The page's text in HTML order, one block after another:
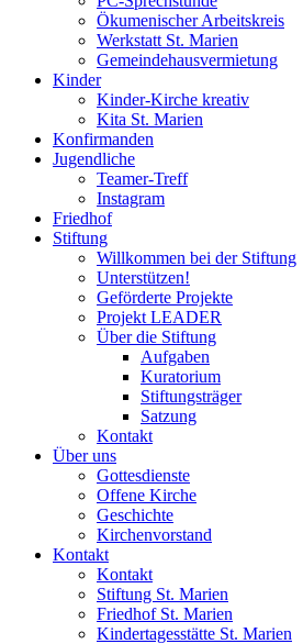
Ökumenischer Arbeitskreis
Werkstatt St. Marien
Gemeindehausvermietung
Kinder
Kinder-Kirche kreativ
Kita St. Marien
Konfirmanden
Jugendliche
Teamer-Treff
Instagram
Friedhof
Stiftung
Willkommen bei der Stiftung
Unterstützen!
Geförderte Projekte
Projekt LEADER
Über die Stiftung
Aufgaben
Kuratorium
Stiftungsträger
Satzung
Kontakt
Über uns
Gottesdienste
Offene Kirche
Geschichte
Kirchenvorstand
Kontakt
Kontakt
Stiftung St. Marien
Friedhof St. Marien
Kindertagesstätte St. Marien